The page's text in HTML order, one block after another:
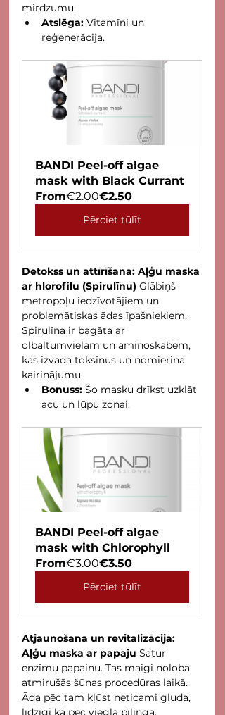
mirdzumu.
Atslēga: Vitamīni un
reģenerācija.
BANDI Peel-off algae
mask with Black Currant
From€2.00€2.50
Pērciet tūlīt
Detokss un attīrīšana: Aļģu maska
ar hlorofilu (Spirulīnu) Glābiņš
metropoļu iedzīvotājiem un
problemātiskas ādas īpašniekiem.
Spirulīna ir bagāta ar
olbaltumvielām un aminoskābēm,
kas izvada toksīnus un nomierina
kairinājumu.
Bonuss: Šo masku drīkst uzklāt
acu un lūpu zonai.
BANDI Peel-off algae
mask with Chlorophyll
From€3.00€3.50
Pērciet tūlīt
Atjaunošana un revitalizācija:
Aļģu maska ar papaju Satur
enzīmu papainu. Tas maigi noloba
atmirušās šūnas procedūras laikā.
Āda pēc tam kļūst neticami gluda,
līdzīgi kā pēc viegla pīlinga.